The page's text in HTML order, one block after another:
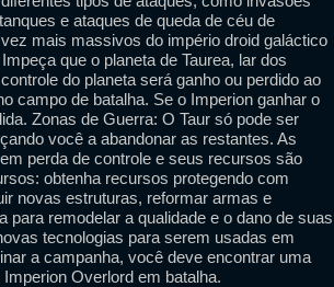
e ataques de queda de céu de
mais massivos do império droid galáctico
que o planeta de Taurea, lar dos
do planeta será ganho ou perdido ao
campo de batalha. Se o Imperion ganhar o
Zonas de Guerra: O Taur só pode ser
você a abandonar as restantes. As
perda de controle e seus recursos são
obtenha recursos protegendo com
novas estruturas, reformar armas e
remodelar a qualidade e o dano de suas
tecnologias para serem usadas em
a campanha, você deve encontrar uma
Overlord em batalha.